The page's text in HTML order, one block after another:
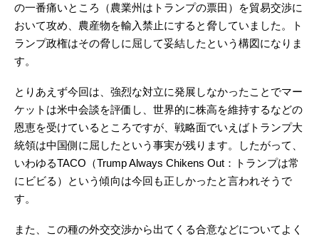
の一番痛いところ（農業州はトランプの票田）を貿易交渉に
おいて攻め、農産物を輸入禁止にすると脅していました。ト
ランプ政権はその脅しに屈して妥結したという構図になりま
す。
とりあえず今回は、強烈な対立に発展しなかったことでマー
ケットは米中会談を評価し、世界的に株高を維持するなどの
恩恵を受けているところですが、戦略面でいえばトランプ大
統領は中国側に屈したという事実が残ります。したがって、
いわゆるTACO（Trump Always Chikens Out：トランプは常
にビビる）という傾向は今回も正しかったと言われそうで
す。
また、この種の外交交渉から出てくる合意などについてよく